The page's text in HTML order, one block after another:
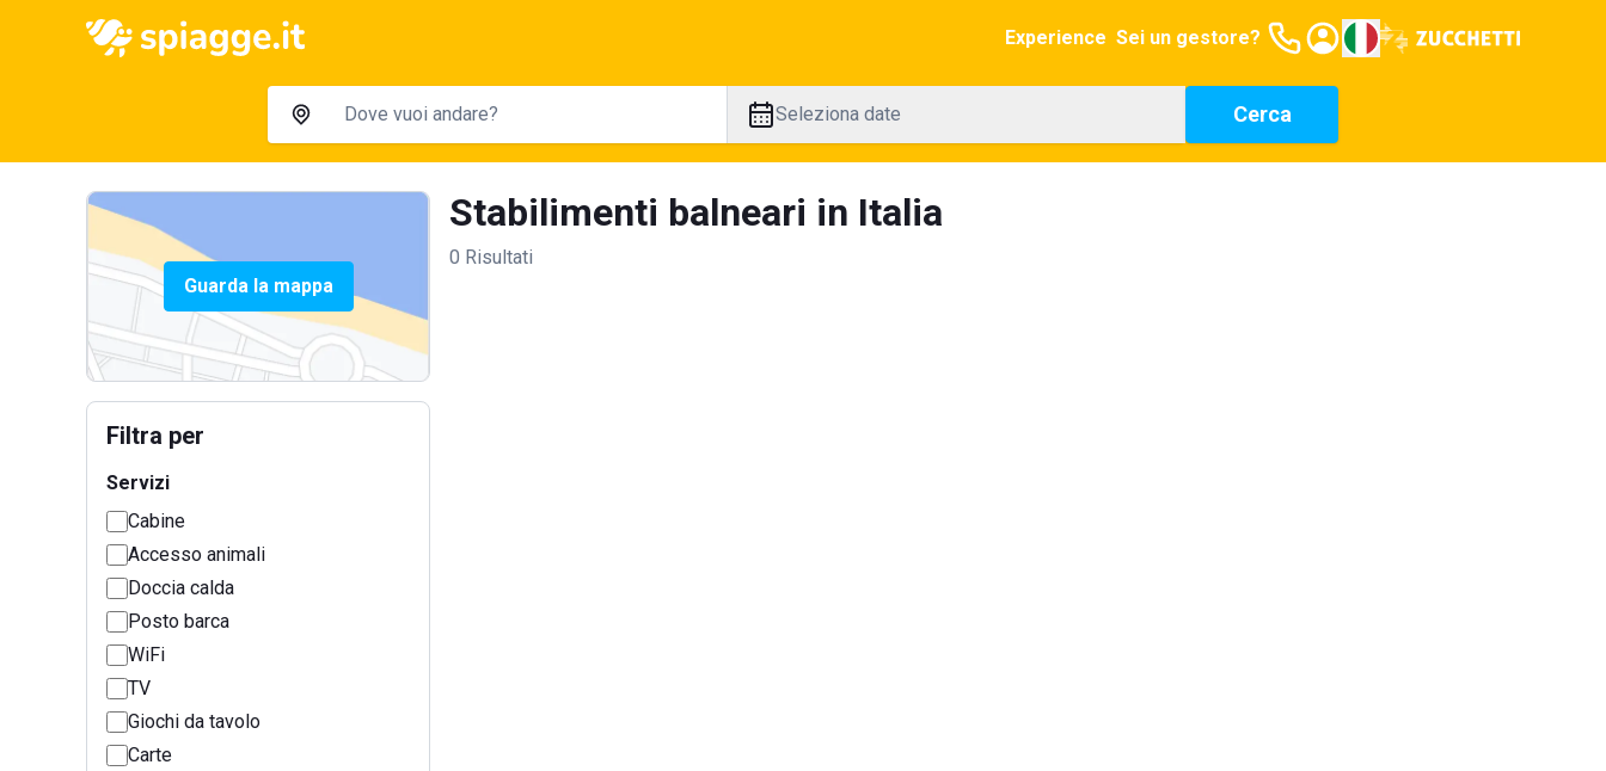
Experience Sei un gestore?
Seleziona date Cerca
Guarda la mappa
Filtra per
Servizi
Cabine
Accesso animali
Doccia calda
Posto barca
WiFi
TV
Giochi da tavolo
Carte
Stabilimenti balneari in Italia
0 Risultati